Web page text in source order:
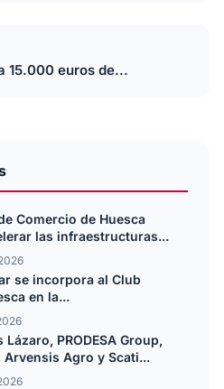
15.000 euros de...
Comercio de Huesca
las infraestructuras...
se incorpora al Club
en la...
Lázaro, PRODESA Group,
Arvensis Agro y Scati...